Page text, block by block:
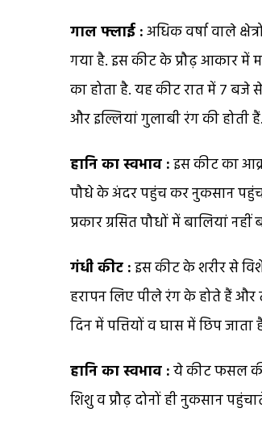
गाल फ्लाई :अधिक वर्षा वाले
गया है. इस कीट के प्रौढ़ आकार
का होता है. यह कीट रात में 7
और इल्लियां गुलाबी रंग की होती हैं.
हानि का स्वभाव :इस कीट का
पौधे के अंदर पहुंच कर नुकसान
प्रकार ग्रसित पौधों में बालियां नहीं
गंधी कीट :इस कीट के शरीर से
हरापन लिए पीले रंग के होते हैं
दिन में पत्तियों व घास में छिप जाता
हानि का स्वभाव :ये कीट फसल
शिशु व प्रौढ़ दोनों ही नुकसान